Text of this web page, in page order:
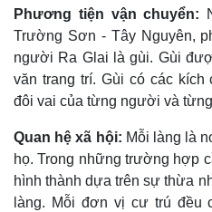
Phương tiện vận chuyển:
Trường Sơn - Tây Nguyên,
người Ra Glai là gùi. Gùi
văn trang trí. Gùi có các
đôi vai của từng người và
Quan hệ xã hội: Mỗi làng là
họ. Trong những trường hợp
hình thành dựa trên sự thừa
làng. Mỗi đơn vị cư trú đều